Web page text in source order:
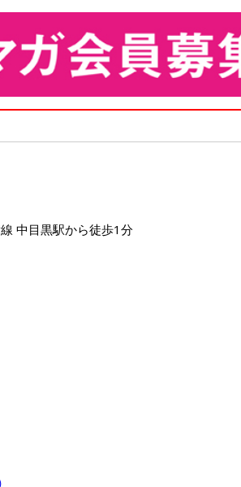
中目黒駅から徒歩1分